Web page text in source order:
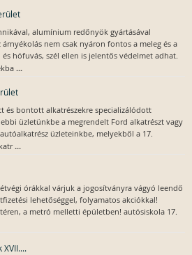
alumínium redőnyök gyártásával
nem csak nyáron fontos a meleg és a
hófuvás, szél ellen is jelentős védelmet adhat.
...
és bontott alkatrészekre specializálódott
üzletünkbe a megrendelt Ford alkatrészt vagy
üzleteinkbe, melyekből a 17.
...
órákkal várjuk a jogosítványra vágyó leendő
lehetőséggel, folyamatos akciókkal!
a metró melletti épületben! autósiskola 17.